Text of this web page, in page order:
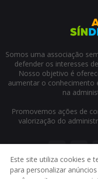
Somos uma associação
defender os interesses
Nosso objetivo é
aumentar o conhecimento
na
Promovemos ações de
valorização do
Este site utiliza cookies e
para personalizar